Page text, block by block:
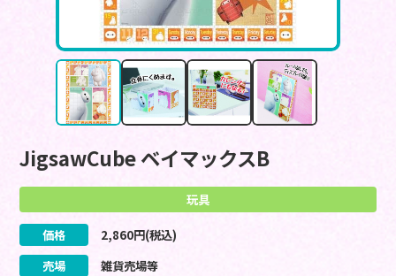
JigsawCube ベイマックスB
玩具
価格 2,860円(税込)
売場
雑貨売場等